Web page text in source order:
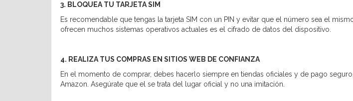
3. BLOQUEA TU TARJETA SIM
Es recomendable que tengas la tarjeta SIM con un PIN y evitar que el número sea el
ofrecen muchos sistemas operativos actuales es el cifrado de datos del dispositivo.
4. REALIZA TUS COMPRAS EN SITIOS WEB DE CONFIANZA
En el momento de comprar, debes hacerlo siempre en tiendas oficiales y de pago
Amazon. Asegúrate que el se trata del lugar oficial y no una imitación.